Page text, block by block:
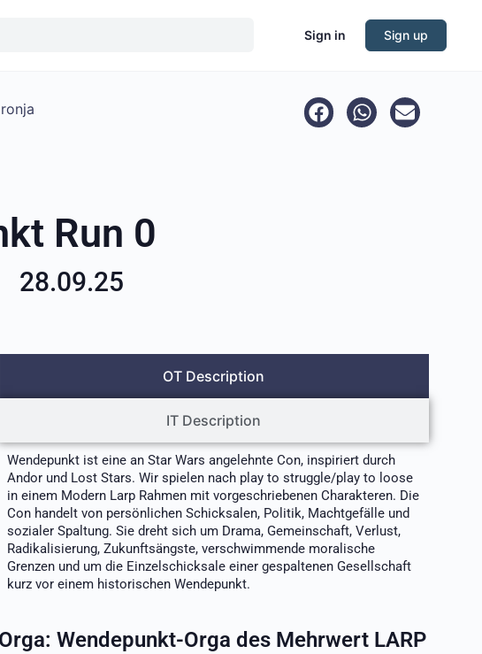
Sign in Sign up
ronja
Run 0
28.09.25
OT Description
IT Description
Wendepunkt ist eine an Star Wars angelehnte Con, inspiriert durch
Andor und Lost Stars. Wir spielen nach play to struggle/play to loose
in einem Modern Larp Rahmen mit vorgeschriebenen Charakteren. Die
Con handelt von persönlichen Schicksalen, Politik, Machtgefälle und
sozialer Spaltung. Sie dreht sich um Drama, Gemeinschaft, Verlust,
Radikalisierung, Zukunftsängste, verschwimmende moralische
Grenzen und um die Einzelschicksale einer gespaltenen Gesellschaft
kurz vor einem historischen Wendepunkt.
Orga: Wendepunkt-Orga des Mehrwert LARP